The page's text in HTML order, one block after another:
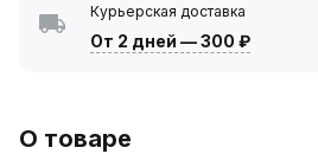
Курьерская доставка
От 2 дней —300 ₽
О товаре